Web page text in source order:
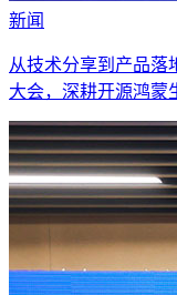
新闻
从技术分享到产品落
大会，深耕开源鸿蒙